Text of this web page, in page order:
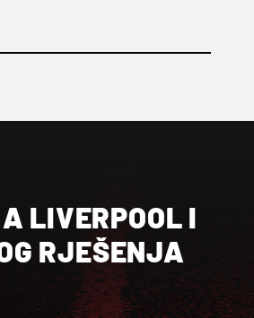
LIVERPOOL I
RJEŠENJA